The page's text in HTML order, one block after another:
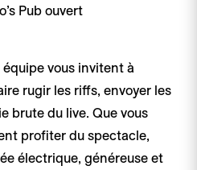
Pub ouvert
vous invitent à
rugir les riffs, envoyer les
brute du live. Que vous
profiter du spectacle,
électrique, généreuse et